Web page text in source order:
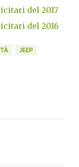
del 2017
del 2016
JEEP